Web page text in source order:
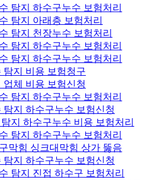
탐지 하수구누수 보험처리
탐지 아래층 보험처리
탐지 천장누수 보험처리
탐지 하수구누수 보험처리
탐지 하수구누수 보험처리
탐지 비용 보험청구
업체 비용 보험신청
탐지 하수구누수 보험처리
탐지 하수구누수 보험신청
지 하수구누수 비용 보험처리
탐지 하수구누수 보험처리
막힘 싱크대막힘 상가 뚫음
탐지 하수구누수 보험신청
탐지 진접 하수구 보험처리